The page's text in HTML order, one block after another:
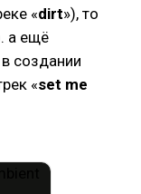
«dirt»), то
а ещё
создании
«set me